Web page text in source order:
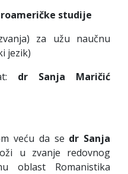
studije
za užu naučnu
jezik)
dr Sanja Maričić
veću da se dr Sanja
u zvanje redovnog
oblast Romanistika